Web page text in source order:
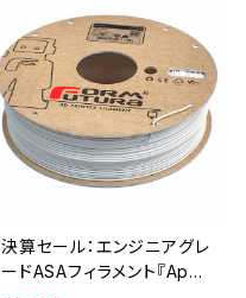
決算セール：エンジニアグレ
ードASAフィラメント『Apoll